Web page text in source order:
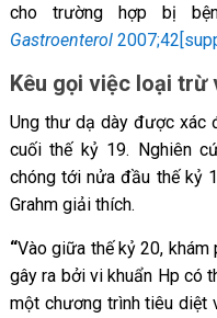
cho trường hợp bị
Gastroenterol
Kêu gọi việc loại trừ
Ung thư dạ dày được xác
cuối thế kỷ 19. Nghiên
chóng tới nửa đầu thế kỷ
Grahm giải thích.
“Vào giữa thế kỷ 20,
gây ra bởi vi khuẩn Hp có
một chương trình tiêu diệt